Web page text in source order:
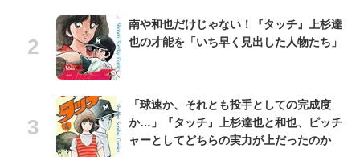
南や和也だけじゃない！『タッチ』上杉達
也の才能を「いち早く見出した人物たち」
「球速か、それとも投手としての完成度
か…」『タッチ』上杉達也と和也、ピッチ
ャーとしてどちらの実力が上だったのか